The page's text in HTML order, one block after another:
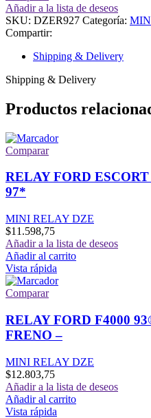
Añadir a la lista de deseos
SKU: DZER927 Categoría:
Compartir:
Shipping & Delivery
Shipping & Delivery
Productos
Comparar
RELAY FORD
97*
MINI RELAY DZE
$11.598,75
Añadir a la lista de deseos
Añadir al carrito
Vista rápida
Comparar
RELAY FORD F4000
FRENO –
MINI RELAY DZE
$12.803,75
Añadir a la lista de deseos
Añadir al carrito
Vista rápida